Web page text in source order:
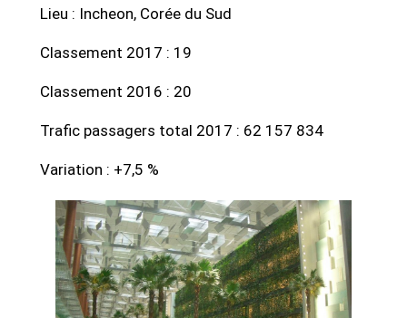
Lieu : Incheon, Corée du Sud
Classement 2017 : 19
Classement 2016 : 20
Trafic passagers total 2017 : 62 157 834
Variation : +7,5 %